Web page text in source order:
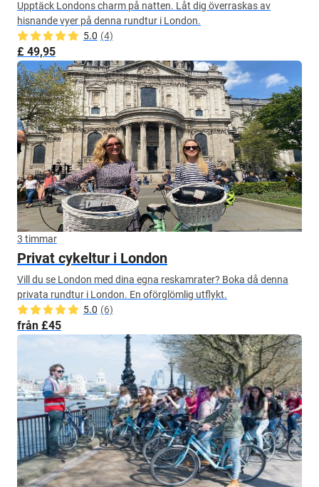
Upptäck Londons charm på natten. Låt dig överraskas av
hisnande vyer på denna rundtur i London.
5.0 (4)
£ 49,95
3 timmar
Privat cykeltur i London
Vill du se London med dina egna reskamrater? Boka då denna
privata rundtur i London. En oförglömlig utflykt.
5.0 (6)
från £45